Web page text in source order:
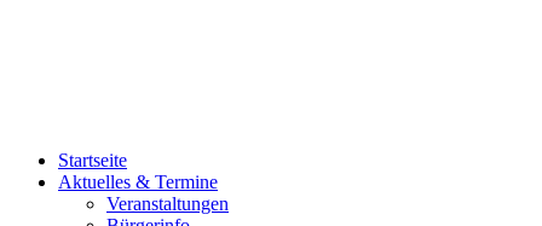
Startseite
Aktuelles & Termine
Veranstaltungen